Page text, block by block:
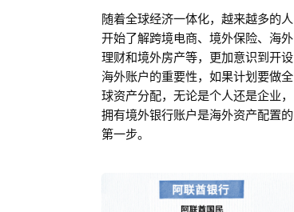
随着全球经济一体化，越来越多的人
开始了解跨境电商、境外保险、海外
理财和境外房产等，更加意识到开设
海外账户的重要性，如果计划要做全
球资产分配，无论是个人还是企业，
拥有境外银行账户是海外资产配置的
第一步。